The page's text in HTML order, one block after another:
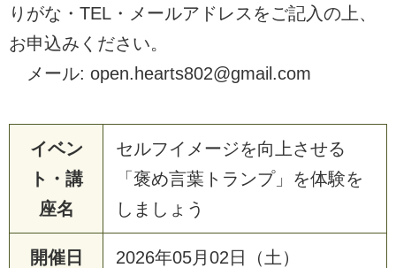
りがな・TEL・メールアドレスをご記入の上、
お申込みください。
メール: open.hearts802@gmail.com
イベン
ト・講
座名
セルフイメージを向上させる
「褒め言葉トランプ」を体験を
しましょう
開催日 2026年05月02日（土）